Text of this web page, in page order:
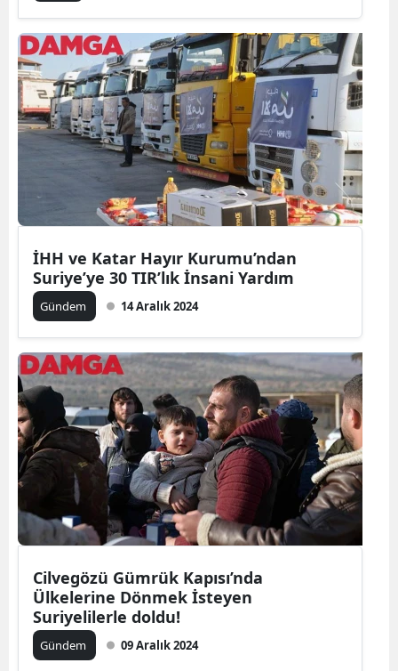
İHH ve Katar Hayır Kurumu’ndan
Suriye’ye 30 TIR’lık İnsani Yardım
Gündem 14 Aralık 2024
Cilvegözü Gümrük Kapısı’nda
Ülkelerine Dönmek İsteyen
Suriyelilerle doldu!
Gündem 09 Aralık 2024